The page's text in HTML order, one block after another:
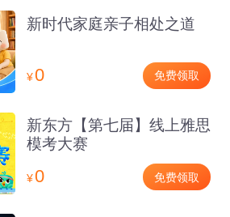
新时代家庭亲子相处之道
¥0 免费领取
新东方【第七届】线上雅思
模考大赛
¥0 免费领取